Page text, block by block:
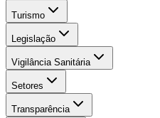
Turismo
Legislação
Vigilância Sanitária
Setores
Transparência